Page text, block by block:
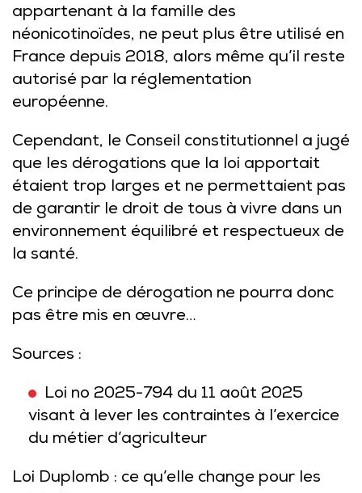
appartenant à la famille des
néonicotinoïdes, ne peut plus être utilisé en
France depuis 2018, alors même qu’il reste
autorisé par la réglementation
européenne.
Cependant, le Conseil constitutionnel a jugé
que les dérogations que la loi apportait
étaient trop larges et ne permettaient pas
de garantir le droit de tous à vivre dans un
environnement équilibré et respectueux de
la santé.
Ce principe de dérogation ne pourra donc
pas être mis en œuvre…
Sources :
Loi no 2025-794 du 11 août 2025
visant à lever les contraintes à l’exercice
du métier d’agriculteur
Loi Duplomb : ce qu’elle change pour les